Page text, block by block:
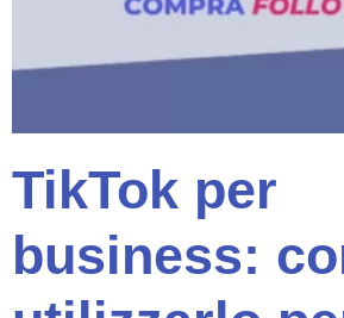
TikTok per
business: